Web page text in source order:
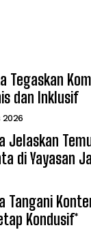
Tegaskan
dan Inklusif
2026
Jelaskan
di Yayasan
Tangani
Kondusif*